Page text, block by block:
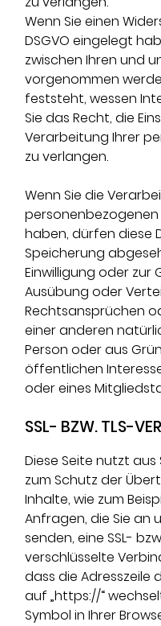
Wenn Sie einen
DSGVO eingelegt
zwischen Ihren und
vorgenommen
feststeht, wessen
Sie das Recht, die
Verarbeitung Ihrer
zu verlangen.
Wenn Sie die
haben, dürfen diese
Speicherung
Einwilligung oder zur
Ausübung oder
Rechtsansprüchen
einer anderen
Person oder aus
öffentlichen
oder eines
SSL- BZW. TLS-
Diese Seite nutzt
zum Schutz der
Inhalte, wie zum
Anfragen, die Sie an
senden, eine SSL-
verschlüsselte
dass die Adresszeile
auf „https://“
Symbol in Ihrer